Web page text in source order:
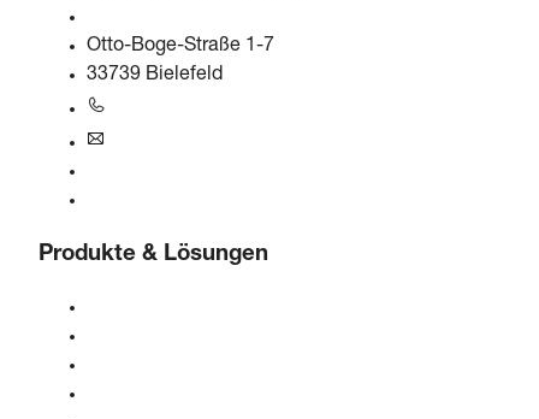
Otto-Boge-Straße 1-7
33739 Bielefeld
Produkte & Lösungen